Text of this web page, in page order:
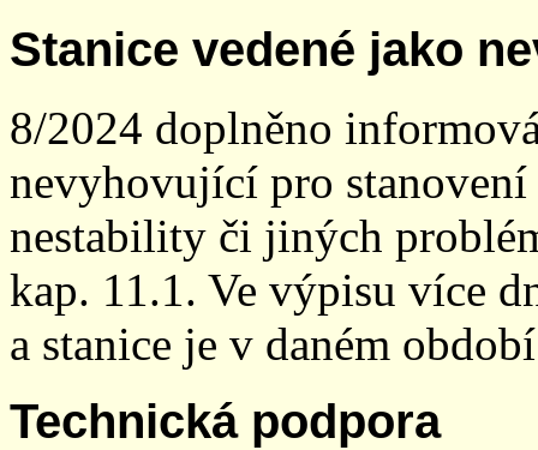
Stanice vedené jako
8/2024 doplněno
nevyhovující pro
nestability či jiných
kap. 11.1. Ve výpisu více
a stanice je v daném
Technická podpora